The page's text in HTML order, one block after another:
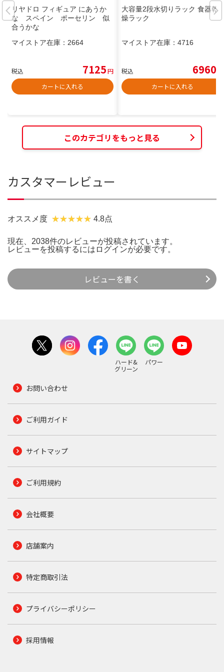
リヤドロ フィギュア にあうか
な スペイン ポーセリン 似
合うかな
マイストア在庫： 2664
税込 7125円
カートに入れる
大容量2段水切りラック 食器乾
燥ラック
マイストア在庫： 4716
税込 6960
カートに入れる
このカテゴリをもっと見る
カスタマーレビュー
オススメ度 4.8点
現在、2038件のレビューが投稿されています。
レビューを投稿するには ログインが必要です。
レビューを書く
ハード&
グリーン
パワー
お問い合わせ
ご利用ガイド
サイトマップ
ご利用規約
会社概要
店舗案内
特定商取引法
プライバシーポリシー
採用情報